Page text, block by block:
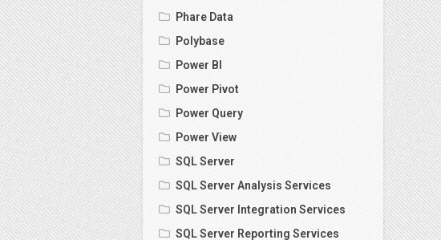
Phare Data
Polybase
Power BI
Power Pivot
Power Query
Power View
SQL Server
SQL Server Analysis Services
SQL Server Integration Services
SQL Server Reporting Services